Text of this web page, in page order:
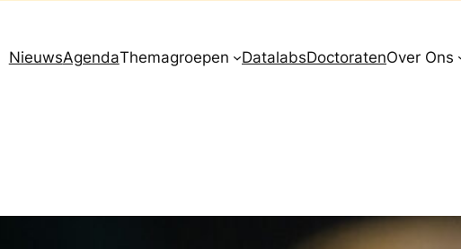
NieuwsAgendaThemagroepen DatalabsDoctoratenOver Ons